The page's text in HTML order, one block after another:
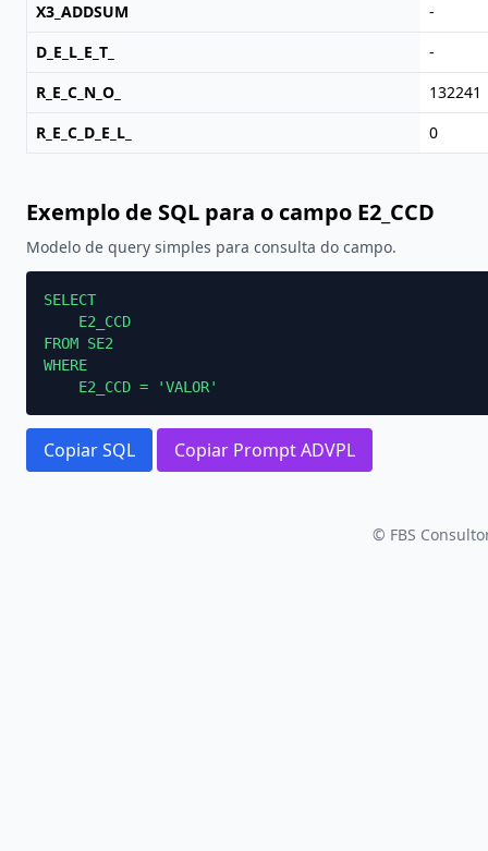
X3_ADDSUM
-
D_E_L_E_T_
-
R_E_C_N_O_
132241
R_E_C_D_E_L_
0
Exemplo de SQL para o campo E2_CCD
Modelo de query simples para consulta do campo.
SELECT
    E2_CCD
FROM SE2
WHERE
    E2_CCD = 'VALOR'
Copiar SQL Copiar Prompt ADVPL
© FBS